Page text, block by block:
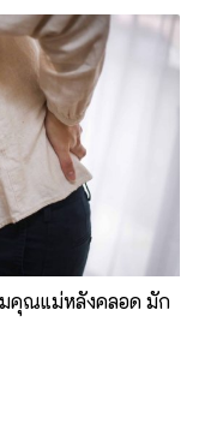
มคุณแม่หลังคลอด มัก